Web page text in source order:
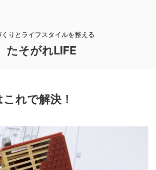
くりとライフスタイルを整える
たそがれLIFE
れで解決！